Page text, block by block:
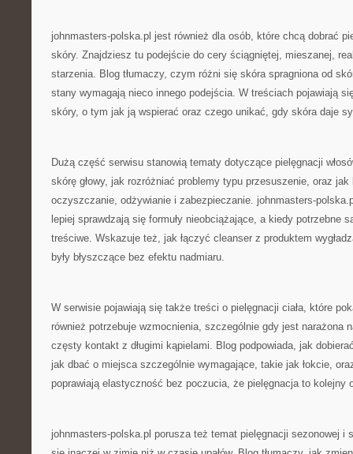
johnmasters-polska.pl jest również dla osób, które chcą dobrać
skóry. Znajdziesz tu podejście do cery ściągniętej, mieszanej,
starzenia. Blog tłumaczy, czym różni się skóra spragniona od
stany wymagają nieco innego podejścia. W treściach pojawiają
skóry, o tym jak ją wspierać oraz czego unikać, gdy skóra daje
Dużą część serwisu stanowią tematy dotyczące pielęgnacji
skórę głowy, jak rozróżniać problemy typu przesuszenie, oraz
oczyszczanie, odżywianie i zabezpieczanie. johnmasters-
lepiej sprawdzają się formuły nieobciążające, a kiedy potrzebne
treściwe. Wskazuje też, jak łączyć cleanser z produktem
były błyszczące bez efektu nadmiaru.
W serwisie pojawiają się także treści o pielęgnacji ciała, które
również potrzebuje wzmocnienia, szczególnie gdy jest narażona
częsty kontakt z długimi kąpielami. Blog podpowiada, jak
jak dbać o miejsca szczególnie wymagające, takie jak łokcie,
poprawiają elastyczność bez poczucia, że pielęgnacja to kolejny
johnmasters-polska.pl porusza też temat pielęgnacji sezonowej i